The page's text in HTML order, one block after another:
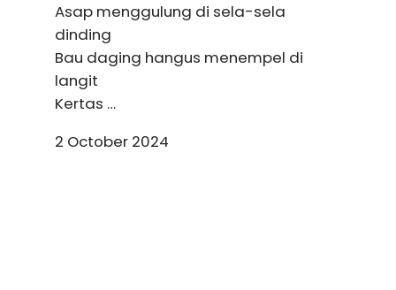
Asap menggulung di sela-sela
dinding
Bau daging hangus menempel di
langit
Kertas …
2 October 2024